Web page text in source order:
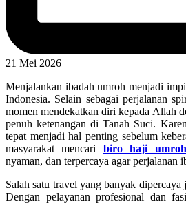
21 Mei 2026
Menjalankan ibadah umroh menjadi
Indonesia. Selain sebagai perjalanan
momen mendekatkan diri kepada Allah
penuh ketenangan di Tanah Suci.
tepat menjadi hal penting sebelum
masyarakat mencari biro haji umroh
nyaman, dan terpercaya agar perjalanan
Salah satu travel yang banyak dipercaya
Dengan pelayanan profesional dan